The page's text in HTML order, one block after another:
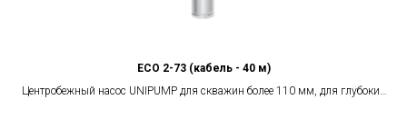
ECO 2-73 (кабель - 40 м)
Центробежный насос UNIPUMP для скважин более 110 мм, для глубоких